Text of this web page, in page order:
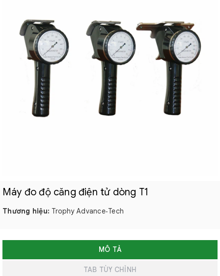
Máy đo độ căng điện tử dòng T1
Thương hiệu: Trophy Advance‑Tech
MÔ TẢ
TAB TÙY CHỈNH